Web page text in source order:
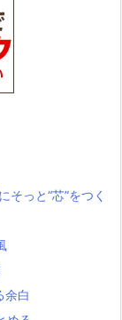
っと“芯”をつく
白